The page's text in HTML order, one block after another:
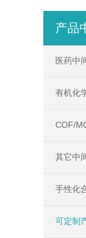
产品
医药中
有机化
COF/
其它中
手性化
可定制